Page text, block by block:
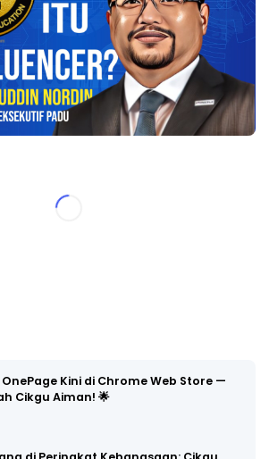
OnePage Kini di Chrome Web Store —
Cikgu Aiman! 🌟